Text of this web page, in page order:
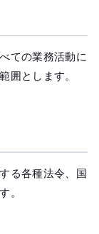
ての業務活動に
囲とします。
る各種法令、国
。